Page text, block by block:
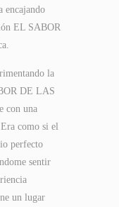
encajando
EL SABOR
la
DE LAS
con una
como si el
perfecto
sentir
un lugar